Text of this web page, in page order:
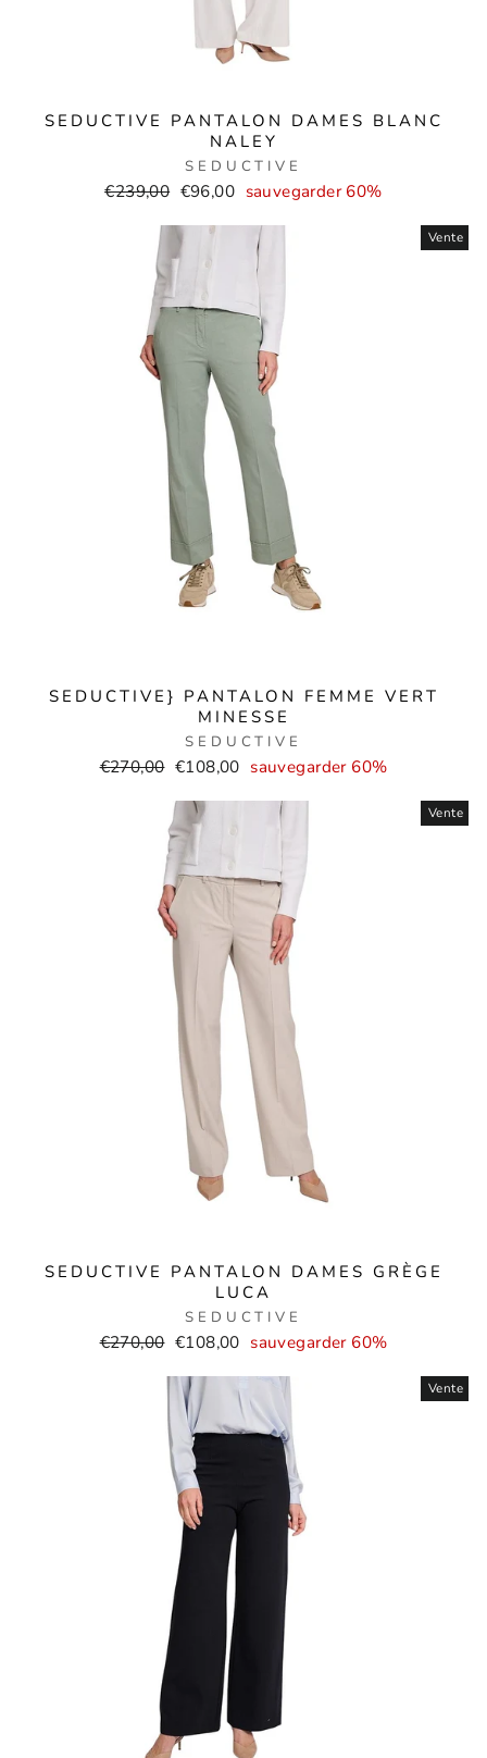
SEDUCTIVE PANTALON DAMES BLANC
NALEY
SEDUCTIVE
Prix
€239,00 Prix
de
vente
€96,00 sauvegarder 60%
Vente
SEDUCTIVE} PANTALON FEMME VERT
MINESSE
SEDUCTIVE
Prix
€270,00 Prix
de
vente
€108,00 sauvegarder 60%
Vente
SEDUCTIVE PANTALON DAMES GRÈGE
LUCA
SEDUCTIVE
Prix
€270,00 Prix
de
vente
€108,00 sauvegarder 60%
Vente